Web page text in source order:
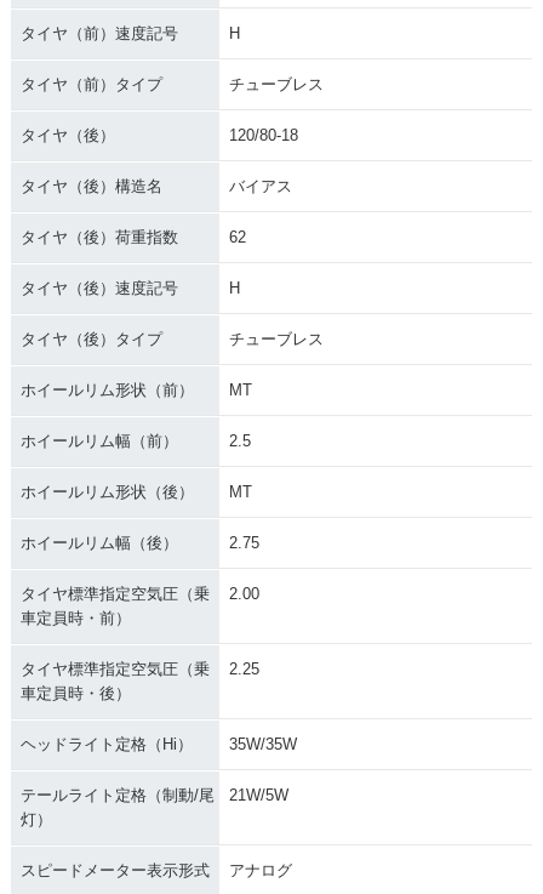
タイヤ（前）速度記号 H
タイヤ（前）タイプ チューブレス
タイヤ（後） 120/80-18
タイヤ（後）構造名 バイアス
タイヤ（後）荷重指数 62
タイヤ（後）速度記号 H
タイヤ（後）タイプ チューブレス
ホイールリム形状（前） MT
ホイールリム幅（前） 2.5
ホイールリム形状（後） MT
ホイールリム幅（後） 2.75
タイヤ標準指定空気圧（乗
車定員時・前）
2.00
タイヤ標準指定空気圧（乗
車定員時・後）
2.25
ヘッドライト定格（Hi） 35W/35W
テールライト定格（制動/尾
灯）
21W/5W
スピードメーター表示形式 アナログ